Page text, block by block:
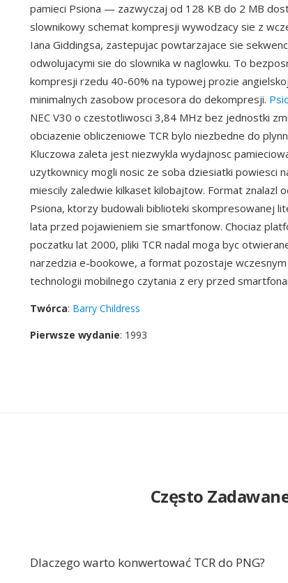
pamieci Psiona — zazwyczaj od 128 KB do 2 MB
slownikowy schemat kompresji wywodzacy sie z
Iana Giddingsa, zastepujac powtarzajace sie
odwolujacymi sie do slownika w naglowku. To
kompresji rzedu 40-60% na typowej prozie
minimalnych zasobow procesora do dekompresji.
NEC V30 o czestotliwosci 3,84 MHz bez jednostki
obciazenie obliczeniowe TCR bylo niezbedne do
Kluczowa zaleta jest niezwykla wydajnosc
uzytkownicy mogli nosic ze soba dziesiatki powiesci
miescily zaledwie kilkaset kilobajtow. Format znalazl
Psiona, ktorzy budowali biblioteki skompresowanej
lata przed pojawieniem sie smartfonow. Chociaz
poczatku lat 2000, pliki TCR nadal moga byc
narzedzia e-bookowe, a format pozostaje
technologii mobilnego czytania z ery przed
Twórca: Barry Childress
Pierwsze wydanie: 1993
Często
Dlaczego warto konwertować TCR do PNG?